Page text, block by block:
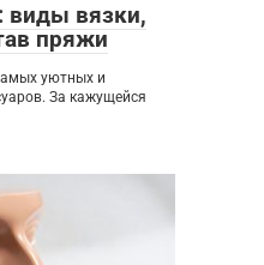
вязки,
пряжи
уютных и
За кажущейся